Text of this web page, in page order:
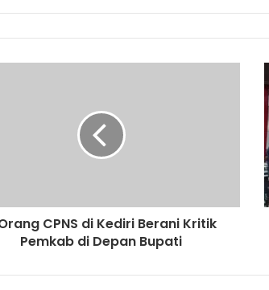
CPNS di Kediri Berani Kritik
Pemkab di Depan Bupati